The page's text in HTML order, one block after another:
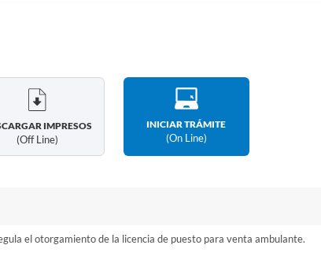
IMPRESOS
(off Line)
INICIAR TRÁMITE
(on Line)
el otorgamiento de la licencia de puesto para venta ambulante.